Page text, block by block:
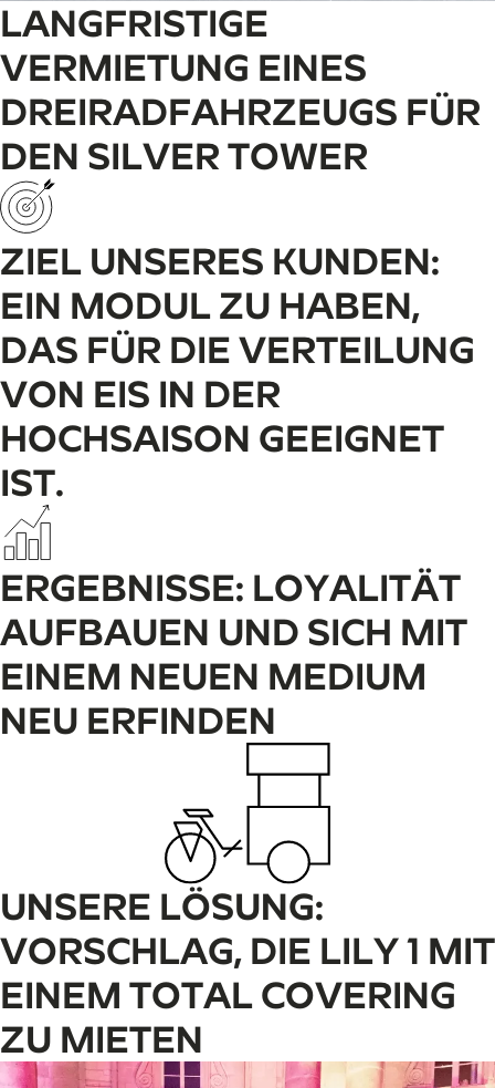
LANGFRISTIGE
VERMIETUNG EINES
DREIRADFAHRZEUGS FÜR
DEN SILVER TOWER
ZIEL UNSERES KUNDEN:
EIN MODUL ZU HABEN,
DAS FÜR DIE VERTEILUNG
VON EIS IN DER
HOCHSAISON GEEIGNET
IST.
ERGEBNISSE: LOYALITÄT
AUFBAUEN UND SICH MIT
EINEM NEUEN MEDIUM
NEU ERFINDEN
UNSERE LÖSUNG:
VORSCHLAG, DIE LILY 1 MIT
EINEM TOTAL COVERING
ZU MIETEN